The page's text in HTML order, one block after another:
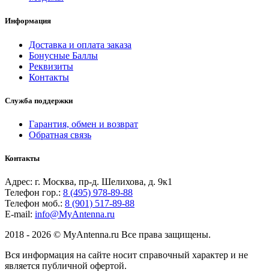
Информация
Доставка и оплата заказа
Бонусные Баллы
Реквизиты
Контакты
Служба поддержки
Гарантия, обмен и возврат
Обратная связь
Контакты
Адрес: г. Москва, пр-д. Шелихова, д. 9к1
Телефон гор.: 8 (495) 978-89-88
Телефон моб.: 8 (901) 517-89-88
E-mail: info@MyAntenna.ru
2018 - 2026 © MyAntenna.ru Все права защищены.
Вся информация на сайте носит справочный характер и не
является публичной офертой.